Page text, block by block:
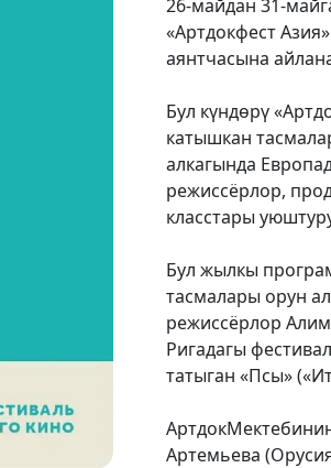
26-майдан 31-
«Артдокфест
аянтчасына
Бул күндөрү
катышкан
алкагында
режиссёрлор,
класстары
Бул жылкы
тасмалары орун
режиссёрлор
Ригадагы
татыган «Псы»
Артемьева